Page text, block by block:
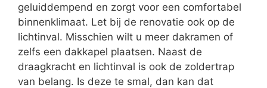
geluiddempend en zorgt voor een comfortabel
binnenklimaat. Let bij de renovatie ook op de
lichtinval. Misschien wilt u meer dakramen of
zelfs een dakkapel plaatsen. Naast de
draagkracht en lichtinval is ook de zoldertrap
van belang. Is deze te smal, dan kan dat